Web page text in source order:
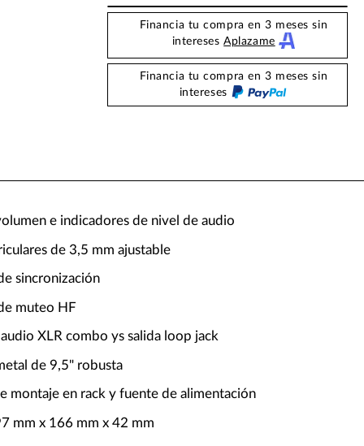
Financia tu compra en 3 meses sin
interesesAplazame
Financia tu compra en 3 meses sin
intereses
e indicadores de nivel de audio
de 3,5 mm ajustable
sincronización
muteo HF
audio XLR combo ys salida loop jack
de 9,5" robusta
montaje en rack y fuente de alimentación
mm x 166 mm x 42 mm